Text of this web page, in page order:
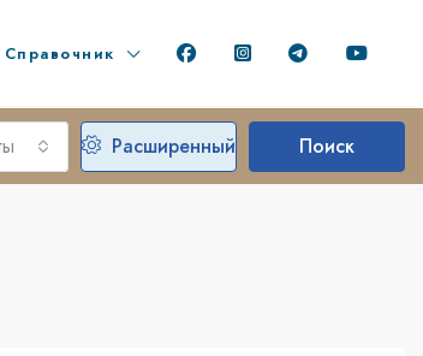
Справочник
Расширенный Поиск